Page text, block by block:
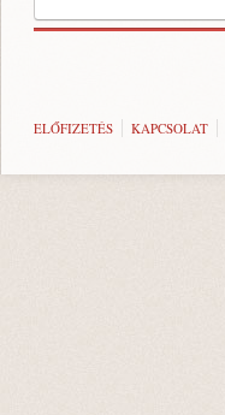
ELŐFIZETÉS KAPCSOLAT